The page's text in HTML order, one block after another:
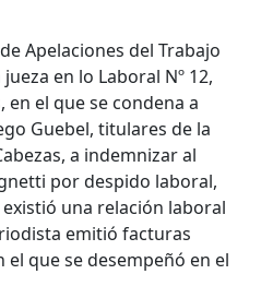
Apelaciones del Trabajo
en lo Laboral Nº 12,
en el que se condena a
Guebel, titulares de la
a indemnizar al
por despido laboral,
una relación laboral
emitió facturas
que se desempeñó en el